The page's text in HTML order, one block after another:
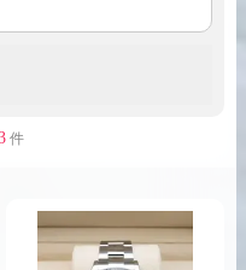
お申込み
件